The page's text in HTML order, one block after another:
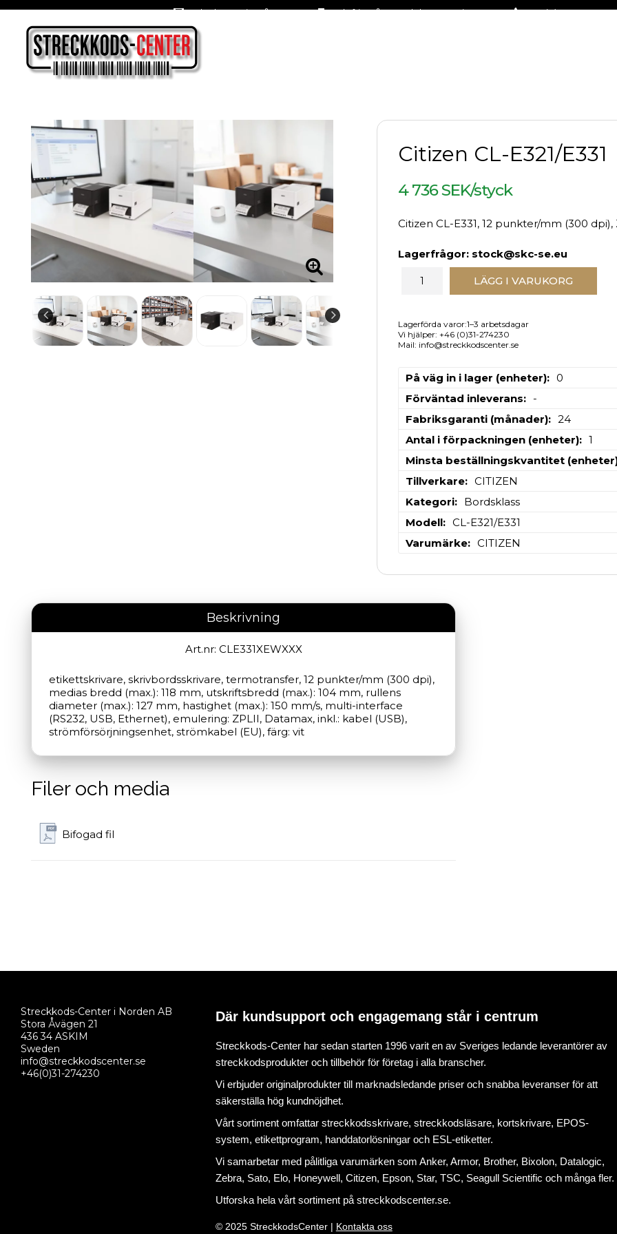
Oslagbara priser året om Fraktfritt på stora delar av sortimentet +46 (0)31-27 42 30
Citizen CL-E321/E331
4 736 SEK/styck
Citizen CL-E331, 12 punkter/mm (300
Lagerfrågor: stock@skc-se.eu
LÄGG I VARUKORG
Lagerförda varor:1–3 arbetsdagar
Vi hjälper: +46 (0)31-274230
Mail: info@streckkodscenter.se
På väg in i lager (enheter)
0
Förväntad inleverans
-
Fabriksgaranti (månader)
24
Antal i förpackningen (enheter)
1
Minsta beställningskvantitet
Tillverkare
CITIZEN
Kategori
Bordsklass
Modell
CL-E321/E331
Varumärke
CITIZEN
Beskrivning
Art.nr: CLE331XEWXXX
etikettskrivare, skrivbordsskrivare, termotransfer, 12 punkter/mm (300 dpi),
medias bredd (max.): 118 mm, utskriftsbredd (max.): 104 mm, rullens
diameter (max.): 127 mm, hastighet (max.): 150 mm/s, multi-interface
(RS232, USB, Ethernet), emulering: ZPLII, Datamax, inkl.: kabel (USB),
strömförsörjningsenhet, strömkabel (EU), färg: vit
Filer och media
Bifogad fil
Streckkods-Center i Norden AB
Stora Åvägen 21
436 34 ASKIM
Sweden
info@streckkodscenter.se
+46(0)31-274230
Där kundsupport och engagemang står i centrum
Streckkods-Center har sedan starten 1996 varit en av Sveriges ledande leverantörer av
streckkodsprodukter och tillbehör för företag i alla branscher.
Vi erbjuder originalprodukter till marknadsledande priser och snabba leveranser för att
säkerställa hög kundnöjdhet.
Vårt sortiment omfattar streckkodsskrivare, streckkodsläsare, kortskrivare, EPOS-
system, etikettprogram, handdatorlösningar och ESL-etiketter.
Vi samarbetar med pålitliga varumärken som Anker, Armor, Brother, Bixolon, Datalogic,
Zebra, Sato, Elo, Honeywell, Citizen, Epson, Star, TSC, Seagull Scientific och många fler.
Utforska hela vårt sortiment påstreckkodscenter.se.
© 2025 StreckkodsCenter | Kontakta oss